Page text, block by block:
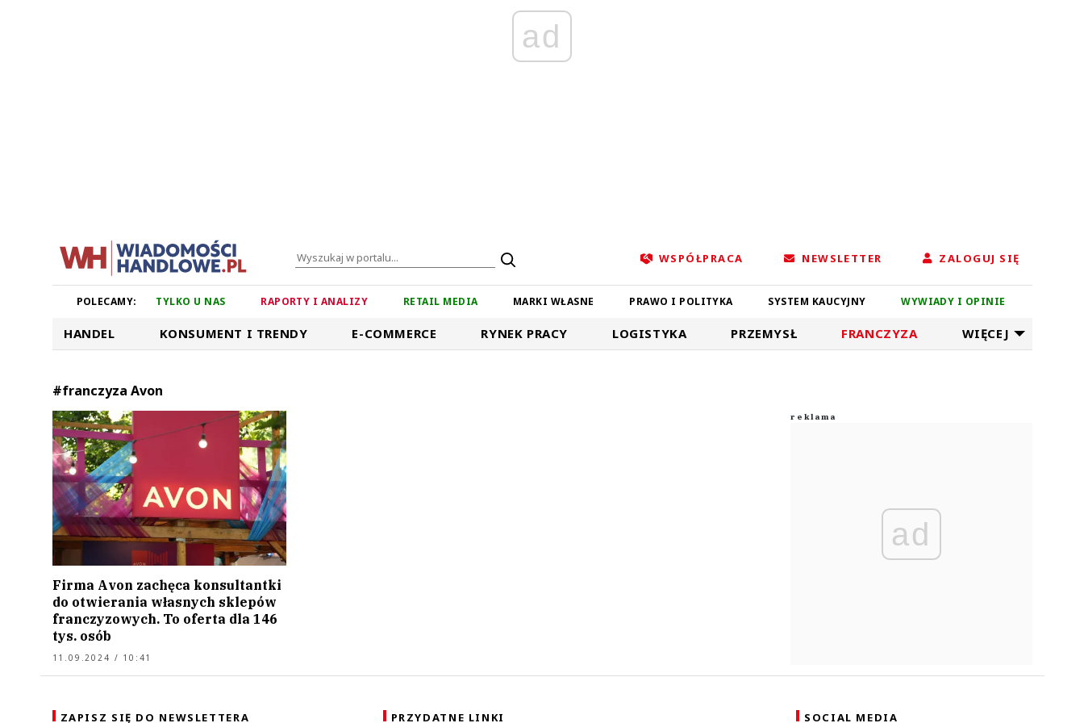
ad
WSPÓŁPRACA NEWSLETTER ZALOGUJ SIĘ
POLECAMY: TYLKO U NAS RAPORTY I ANALIZY RETAIL MEDIA MARKI WŁASNE PRAWO I POLITYKA SYSTEM KAUCYJNY WYWIADY I OPINIE
HANDEL KONSUMENT I TRENDY E-COMMERCE RYNEK PRACY LOGISTYKA PRZEMYSŁ FRANCZYZA WIĘCEJ
#franczyza Avon
Firma Avon zachęca konsultantki
do otwierania własnych sklepów
franczyzowych. To oferta dla 146
tys. osób
11.09.2024 / 10:41
ad
ZAPISZ SIĘ DO NEWSLETTERA PRZYDATNE LINKI SOCIAL MEDIA